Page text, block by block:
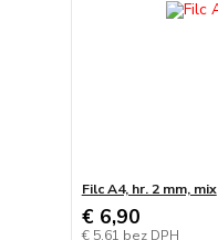
Filc A4, hr. 2 mm, mix
€ 6,90
€ 5,61 bez DPH